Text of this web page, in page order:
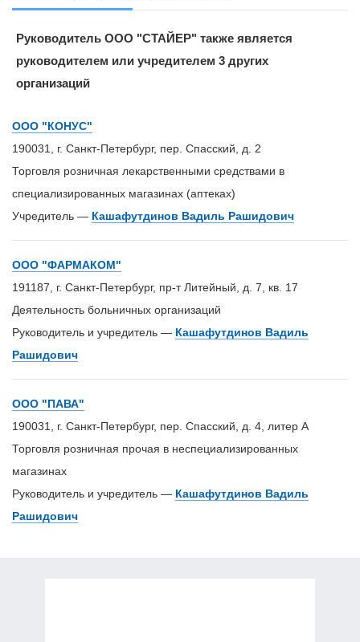
Руководитель ООО "СТАЙЕР" также является
руководителем или учредителем 3 других
организаций
ООО "КОНУС"
190031, г. Санкт-Петербург, пер. Спасский, д. 2
Торговля розничная лекарственными средствами в
специализированных магазинах (аптеках)
Учредитель — Кашафутдинов Вадиль Рашидович
ООО "ФАРМАКОМ"
191187, г. Санкт-Петербург, пр-т Литейный, д. 7, кв. 17
Деятельность больничных организаций
Руководитель и учредитель — Кашафутдинов Вадиль
Рашидович
ООО "ПАВА"
190031, г. Санкт-Петербург, пер. Спасский, д. 4, литер А
Торговля розничная прочая в неспециализированных
магазинах
Руководитель и учредитель — Кашафутдинов Вадиль
Рашидович